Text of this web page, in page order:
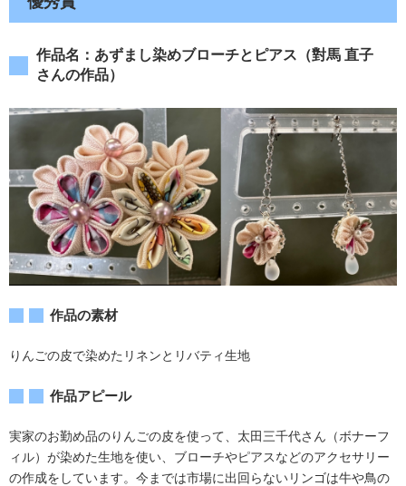
作品名：あずまし染めブローチとピアス（對馬 直子
さんの作品）
作品の素材
りんごの皮で染めたリネンとリバティ生地
作品アピール
実家のお勤め品のりんごの皮を使って、太田三千代さん（ボナーフ
ィル）が染めた生地を使い、ブローチやピアスなどのアクセサリー
の作成をしています。今までは市場に出回らないリンゴは牛や鳥の